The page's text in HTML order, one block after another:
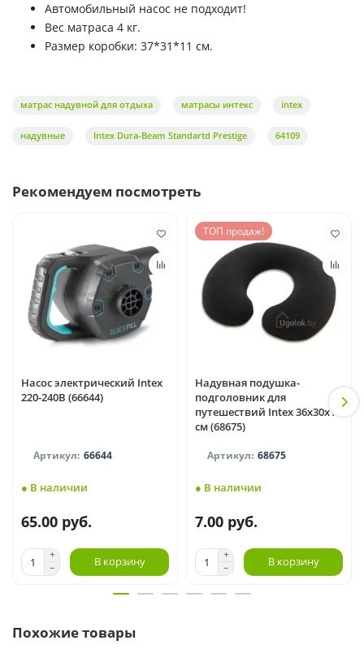
Автомобильный насос не подходит!
Вес матраса 4 кг.
Размер коробки: 37*31*11 см.
матрас надувной для отдыха матрасы интекс intex
надувные Intex Dura-Beam Standartd Prestige 64109
Рекомендуем посмотреть
Насос электрический Intex
220-240В (66644)
66644
● В наличии
65.00 руб.
В корзину
ТОП продаж!
Надувная подушка-
подголовник для
путешествий Intex 36x30x10
см (68675)
68675
● В наличии
7.00 руб.
В корзину
Похожие товары